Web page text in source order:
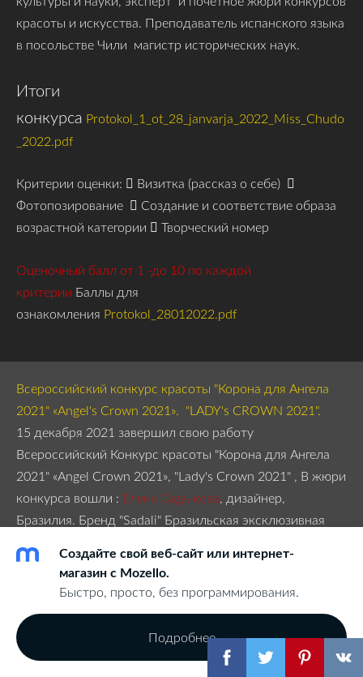
красоты и искусства. Преподаватель испанского языка
в посольстве Чили магистр исторических наук.
Итоги
конкурса Protokol_1_ot_28_janvarja_2022_Miss_Chudo
_2022.pdf
Критерии оценки:  Визитка (рассказ о себе) 
Фотопозирование  Создание и соответствие образа
возрастной категории  Творческий номер
Оценочный балл от 1 -до 10 по каждой
критерии Баллы для
ознакомления Protokol_28012022.pdf
Всероссийский конкурс красоты "Корона для Ангела
2021" «Angel's Crown 2021». "LADY's CROWN 2021".
15 декабря 2021 завершил свою работу
Всероссийский Конкурс красоты "Корона для Ангела
2021" «Angel Crown 2021», "Lady's Crown 2021" , В жюри
конкурса вошли : Елена Садыкова, дизайнер,
Бразилия. Бренд "Sadali" Бразильская эксклюзивная
иллюзия. The Founder & Fashion
designer. Индивидуальность Carioca’s style в спорт-шик
кино, помощник режиссёра. Актриса детских
гастрольных лицензионных антреприз от таких
Создайте свой веб-сайт или интернет-
магазин с Mozello.
Быстро, просто, без программирования.
Подробнее